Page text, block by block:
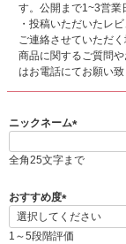
す。公開まで1~3営業
・投稿いただいたレ
ご連絡させていただく
商品に関するご質問
はお電話にてお願い致
ニックネーム
必
全角25文字まで
おすすめ度
(
必
1～5段階評価